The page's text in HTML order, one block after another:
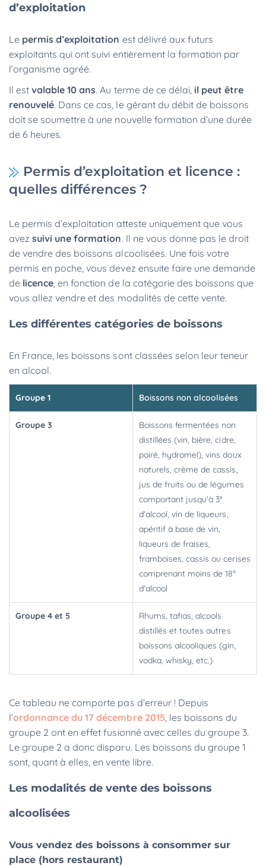
d’exploitation
Le permis d’exploitation est délivré aux futurs
exploitants qui ont suivi entièrement la formation par
l’organisme agréé.
Il estvalable 10 ans. Au terme de ce délai, il peut être
renouvelé. Dans ce cas, le gérant du débit de boissons
doit se soumettre à une nouvelle formation d’une durée
de 6 heures.
Permis d’exploitation et licence :
quelles différences ?
Le permis d’exploitation atteste uniquement que vous
avezsuivi une formation. Il ne vous donne pas le droit
de vendre des boissons alcoolisées. Une fois votre
permis en poche, vous devez ensuite faire une demande
de licence, en fonction de la catégorie des boissons que
vous allez vendre et des modalités de cette vente.
Les différentes catégories de boissons
En France, les boissons sont classées selon leur teneur
en alcool.
Groupe 1 Boissons non alcoolisées
Groupe 3
Boissons fermentées non
distillées (vin, bière, cidre,
poiré, hydromel), vins doux
naturels, crème de cassis,
jus de fruits ou de légumes
comportant jusqu'à 3°
d'alcool, vin de liqueurs,
apéritif à base de vin,
liqueurs de fraises,
framboises, cassis ou cerises
comprenant moins de 18°
d'alcool
Groupe 4 et 5
Rhums, tafias, alcools
distillés et toutes autres
boissons alcooliques (gin,
vodka, whisky, etc.)
Ce tableau ne comporte pas d’erreur ! Depuis
l’ordonnance du 17 décembre 2015, les boissons du
groupe 2 ont en effet fusionné avec celles du groupe 3.
Le groupe 2 a donc disparu. Les boissons du groupe 1
sont, quant à elles, en vente libre.
Les modalités de vente des boissons
alcoolisées
Vous vendez des boissons à consommer sur
place (hors restaurant)